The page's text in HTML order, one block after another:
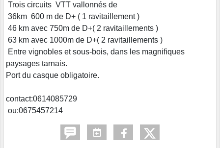
Trois circuits VTT vallonnés de
36km 600 m de D+ ( 1 ravitaillement )
46 km avec 750m de D+( 2 ravitaillements )
63 km avec 1000m de D+( 2 ravitaillements )
Entre vignobles et sous-bois, dans les magnifiques
paysages tarnais.
Port du casque obligatoire.
contact:0614085729
ou:0675457214